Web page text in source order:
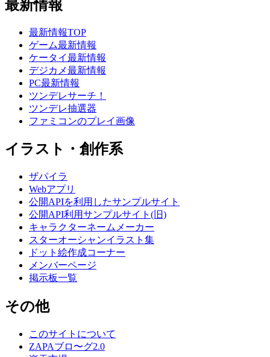
最新情報
最新情報TOP
ゲーム最新情報
ケータイ最新情報
デジカメ最新情報
PC最新情報
ツンデレサーチ！
ツンデレ抽選器
ファミコンのプレイ画像
イラスト・創作系
ザパイラ
Webアプリ
公開APIを利用したサンプルサイト
公開API利用サンプルサイト(旧)
キャラクターネームメーカー
スターオーシャンイラスト集
ドット絵作成コーナー
メンバーページ
掲示板一覧
その他
このサイトについて
ZAPAブロ〜グ2.0